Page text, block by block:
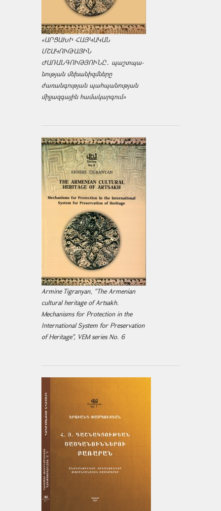
«ԱՐՑԱԽԻ ՀԱՅԿԱԿԱՆ
ՄՇԱԿՈՒԹԱՅԻՆ
ԺԱՌԱՆԳՈՒԹՅՈՒՆԸ․ պաշտպա­
նության մեխանիզմները
ժառանգության պահպանության
միջազ­գային համակարգում»
Armine Tigranyan, "The Armenian
cultural heritage of Artsakh.
Mechanisms for Protection in the
International System for Preservation
of Heritage", VEM series No. 6